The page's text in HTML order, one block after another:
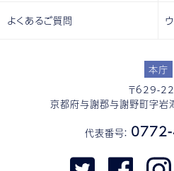
本庁
〒629-
京都府与謝郡与謝野町字
代表番号：
よくあるご質問